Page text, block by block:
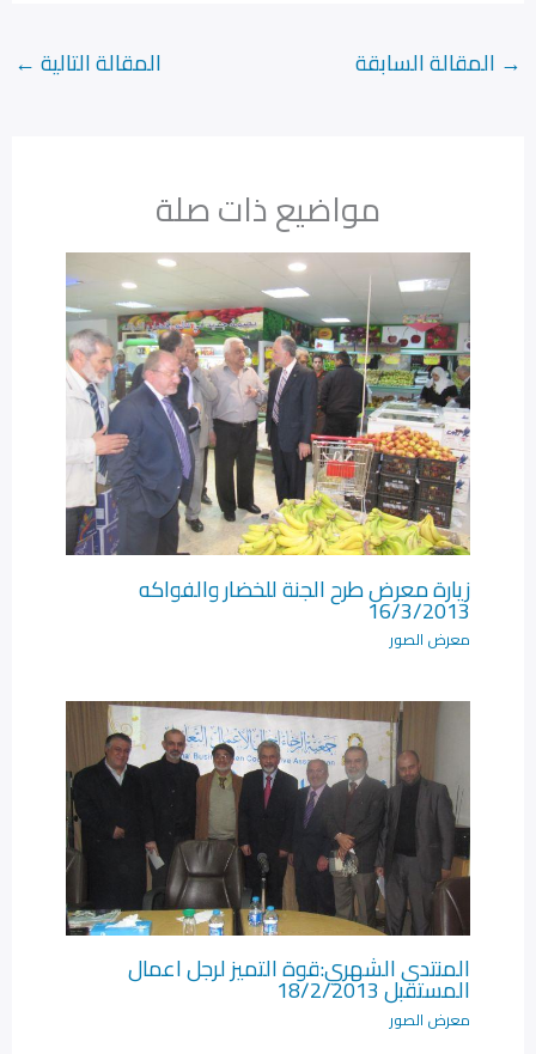
→ المقالة السابقة المقالة التالية ←
مواضيع ذات صلة
زيارة معرض طرح الجنة للخضار والفواكه
16/3/2013
معرض الصور
المنتدى الشهري:قوة التميز لرجل اعمال
المستقبل 18/2/2013
معرض الصور